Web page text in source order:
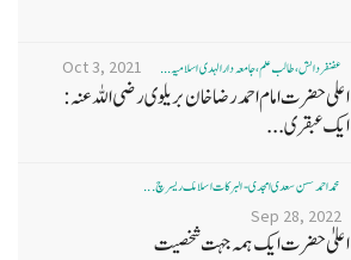
غضنفر دانش، طالب علم، جامعہ دارالہدی اسلامیہ ... Oct 3, 2021
اعلی حضرت امام احمد رضا خان بریلوی رضی اللہ عنہ:
ایک عبقری...
محمد احمد حسن سعدی امجدی - البرکات اسلامک ریسرچ ...
Sep 28, 2022
اعلیٰ حضرت ایک ہمہ جہت شخصیت